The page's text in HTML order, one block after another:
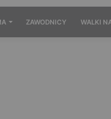
ZAWODNICY WALKI